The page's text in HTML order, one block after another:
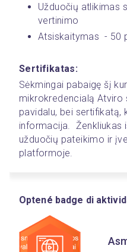
Užduočių atlikimas
vertinimo
Atsiskaitymas  - 50
Sertifikatas:
Sėkmingai pabaigę šį
mikrokredencialą Atviro
pavidalu, bei sertifikatą,
informacija.  Ženkliukas
užduočių pateikimo ir
platformoje.
Optené badge di